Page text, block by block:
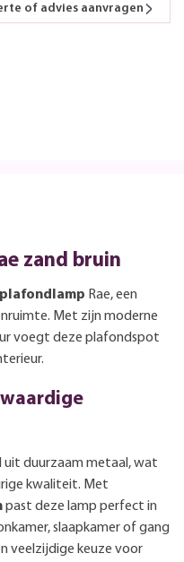
of advies aanvragen
zand bruin
plafondlamp Rae, een
Met zijn moderne
voegt deze plafondspot
uit duurzaam metaal, wat
kwaliteit. Met
past deze lamp perfect in
slaapkamer of gang
veelzijdige keuze voor